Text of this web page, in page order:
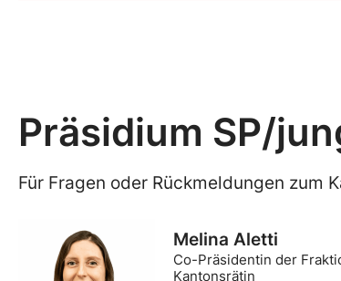
Präsidium SP/
Für Fragen oder Rückmeldungen zum
Melina Aletti
Co-Präsidentin der
Kantonsrätin